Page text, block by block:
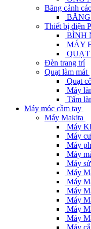
Băng cảnh
Thiết bị điện
BÌNH
MÁY
Đèn trang trí
Quạt làm mát
Quạt
Máy
Tấm
Máy móc cầm tay
Máy Makita
Máy
Máy
Máy
Máy
Máy
Máy
Máy
Máy
Máy
Máy
Máy
Máy